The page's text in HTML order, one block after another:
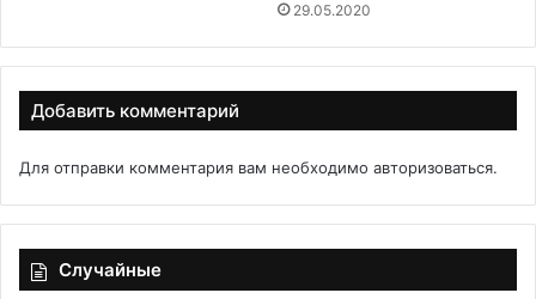
29.05.2020
Добавить комментарий
Для отправки комментария вам необходимо авторизоваться.
Случайные